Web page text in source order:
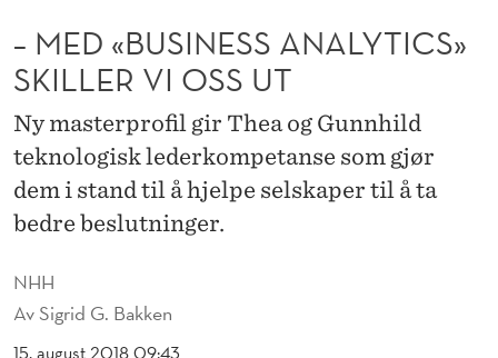
E
S
S
A
N
A
L
Y
NHH
AvSigrid G. Bakken
15. august 2018 09:43
– MED «BUSINESS ANALYTICS»
SKILLER VI OSS UT
Ny masterprofil gir Thea og Gunnhild
teknologisk lederkompetanse som gjør
dem i stand til å hjelpe selskaper til å ta
bedre beslutninger.